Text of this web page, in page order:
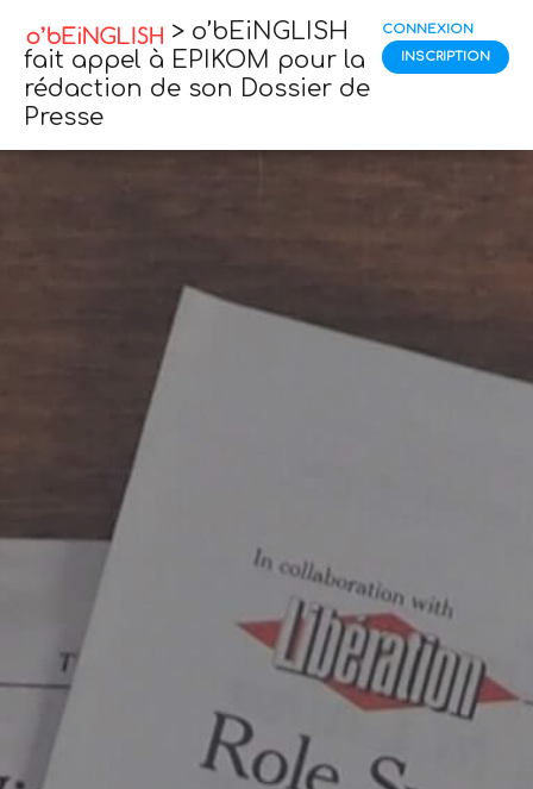
> o’bEiNGLISH
fait appel à EPIKOM pour la
rédaction de son Dossier de
Presse
CONNEXION
INSCRIPTION